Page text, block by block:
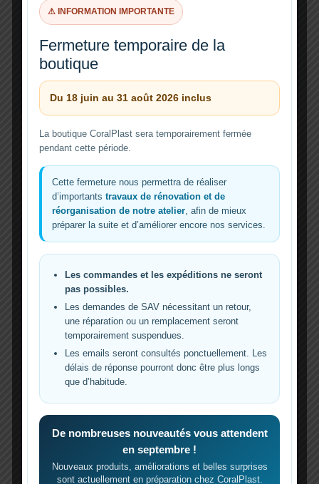
Capteur anti-débordement
Installer le capteur pour protéger un écumeur, une réserve
Ouvrir la notice
Alarme
⚠ INFORMATION IMPORTANTE
Fermeture temporaire de la
boutique
Du 18 juin au 31 août 2026 inclus
La boutique CoralPlast sera temporairement fermée
pendant cette période.
Cette fermeture nous permettra de réaliser
d’importants travaux de rénovation et de
réorganisation de notre atelier, afin de mieux
préparer la suite et d’améliorer encore nos services.
Les commandes et les expéditions ne seront
pas possibles.
Les demandes de SAV nécessitant un retour,
une réparation ou un remplacement seront
temporairement suspendues.
Les emails seront consultés ponctuellement. Les
délais de réponse pourront donc être plus longs
que d’habitude.
De nombreuses nouveautés vous attendent
en septembre !
Nouveaux produits, améliorations et belles surprises
sont actuellement en préparation chez CoralPlast.